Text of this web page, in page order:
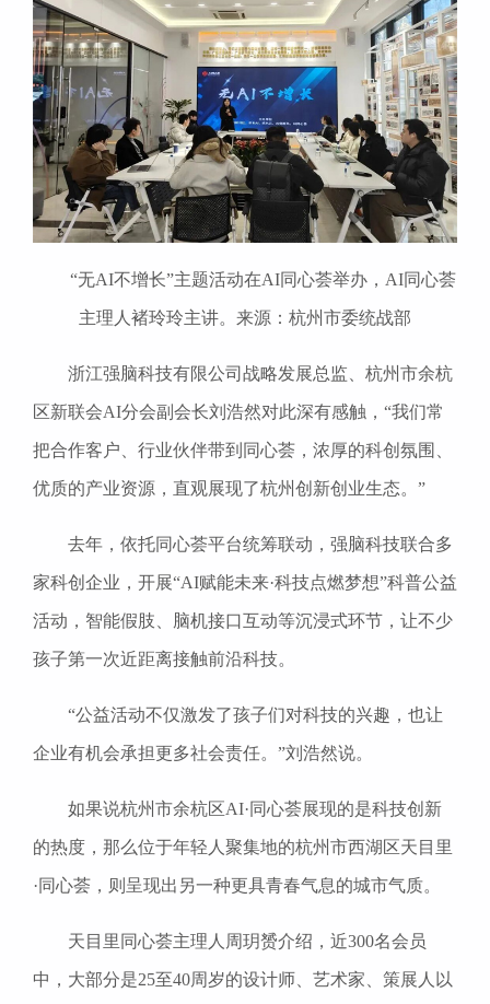
“无AI不增长”主题活动在AI同心荟举办，AI同心荟
主理人褚玲玲主讲。来源：杭州市委统战部
浙江强脑科技有限公司战略发展总监、杭州市余杭
区新联会AI分会副会长刘浩然对此深有感触，“我们常
把合作客户、行业伙伴带到同心荟，浓厚的科创氛围、
优质的产业资源，直观展现了杭州创新创业生态。”
去年，依托同心荟平台统筹联动，强脑科技联合多
家科创企业，开展“AI赋能未来·科技点燃梦想”科普公益
活动，智能假肢、脑机接口互动等沉浸式环节，让不少
孩子第一次近距离接触前沿科技。
“公益活动不仅激发了孩子们对科技的兴趣，也让
企业有机会承担更多社会责任。”刘浩然说。
如果说杭州市余杭区AI·同心荟展现的是科技创新
的热度，那么位于年轻人聚集地的杭州市西湖区天目里
·同心荟，则呈现出另一种更具青春气息的城市气质。
天目里同心荟主理人周玥赟介绍，近300名会员
中，大部分是25至40周岁的设计师、艺术家、策展人以